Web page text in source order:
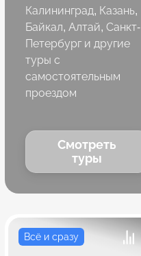
Калининград, Казань,
Байкал, Алтай, Санкт-
Петербург и другие
туры с
самостоятельным
проездом
Смотреть
туры
Всё и сразу